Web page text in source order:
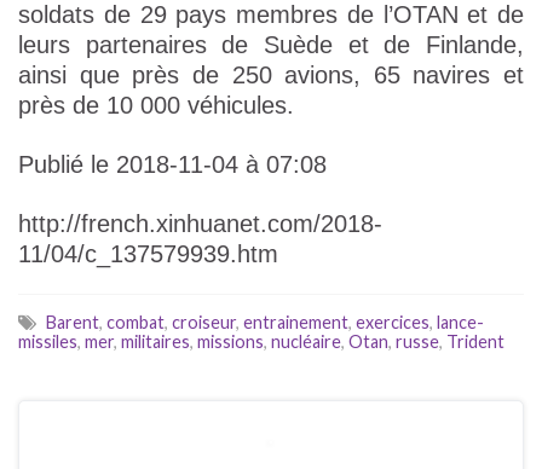
soldats de 29 pays membres de l’OTAN et de
leurs partenaires de Suède et de Finlande,
ainsi que près de 250 avions, 65 navires et
près de 10 000 véhicules.
Publié le 2018-11-04 à 07:08
http://french.xinhuanet.com/2018-
11/04/c_137579939.htm
Barent, combat, croiseur, entrainement, exercices, lance-
missiles, mer, militaires, missions, nucléaire, Otan, russe, Trident